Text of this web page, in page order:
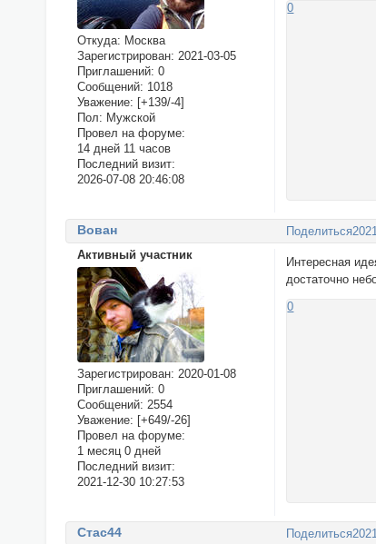
Откуда: Москва
Зарегистрирован: 2021-03-05
Приглашений: 0
Сообщений: 1018
Уважение: [+139/-4]
Пол: Мужской
Провел на форуме:
14 дней 11 часов
Последний визит:
2026-07-08 20:46:08
0
Поделиться
Вован
Активный участник
Зарегистрирован: 2020-01-08
Приглашений: 0
Сообщений: 2554
Уважение: [+649/-26]
Провел на форуме:
1 месяц 0 дней
Последний визит:
2021-12-30 10:27:53
Интересная
достаточно
0
Поделиться
Стас44